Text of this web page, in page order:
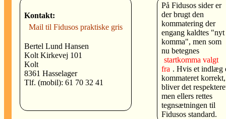
Kontakt:
Mail til Fidusos praktiske gris
Bertel Lund Hansen
Kolt Kirkevej 101
Kolt
8361 Hasselager
Tlf. (mobil): 61 70 32 41
På Fidusos sider er
der brugt den
kommatering der
engang kaldtes "nyt
komma", men som
nu betegnes
startkomma valgt
fra . Hvis et indlæg
kommateret korrekt,
bliver det
men ellers rettes
tegnsætningen til
Fidusos standard.